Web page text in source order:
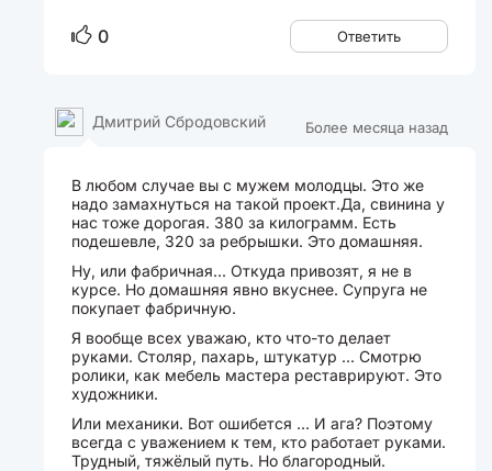
0 Ответить
Более месяца назад
Дмитрий Сбродовский
В любом случае вы с мужем молодцы. Это же
надо замахнуться на такой проект.Да, свинина у
нас тоже дорогая. 380 за килограмм. Есть
подешевле, 320 за ребрышки. Это домашняя.
Ну, или фабричная... Откуда привозят, я не в
курсе. Но домашняя явно вкуснее. Супруга не
покупает фабричную.
Я вообще всех уважаю, кто что-то делает
руками. Столяр, пахарь, штукатур ... Смотрю
ролики, как мебель мастера реставрируют. Это
художники.
Или механики. Вот ошибется ... И ага? Поэтому
всегда с уважением к тем, кто работает руками.
Трудный, тяжёлый путь. Но благородный.